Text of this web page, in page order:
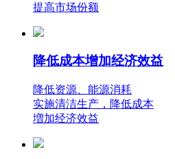
提高市场份额
降低成本增加经济效益
降低资源、能源消耗
实施清洁生产，降低成本
増加经济效益